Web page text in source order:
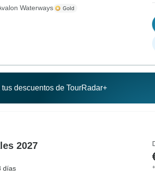
Waterways
descuentos de TourRadar+
2027
días